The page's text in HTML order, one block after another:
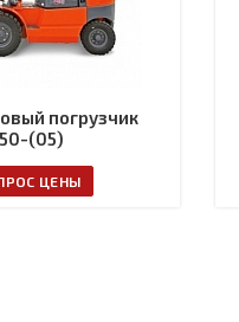
погрузчик
(05)
ЦЕНЫ